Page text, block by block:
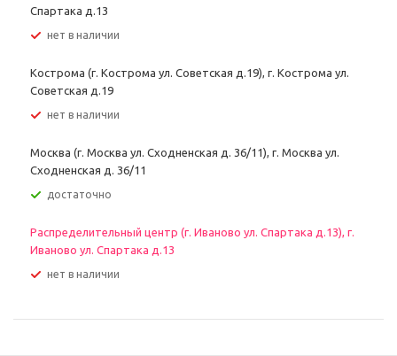
Спартака д.13
Нет в наличии
Кострома (г. Кострома ул. Советская д.19), г. Кострома ул.
Советская д.19
Нет в наличии
Москва (г. Москва ул. Сходненская д. 36/11), г. Москва ул.
Сходненская д. 36/11
Достаточно
Распределительный центр (г. Иваново ул. Спартака д.13), г.
Иваново ул. Спартака д.13
Нет в наличии